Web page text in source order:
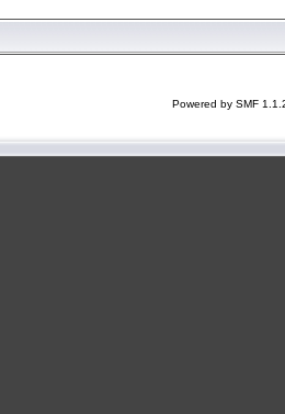
Powered by SMF